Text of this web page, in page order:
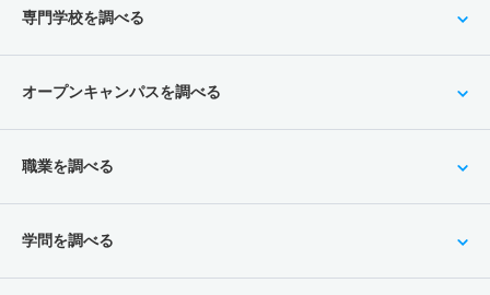
専門学校を調べる
オープンキャンパスを調べる
職業を調べる
学問を調べる